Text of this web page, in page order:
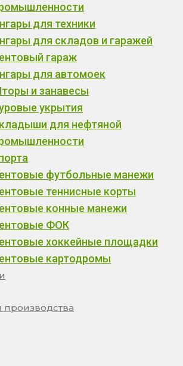
для техники
для складов и гаражей
гараж
для автомоек
и занавесы
укрытия
для нефтяной
футбольные манежи
теннисные корты
конные манежи
ФОК
хоккейные площадки
картодромы
производства